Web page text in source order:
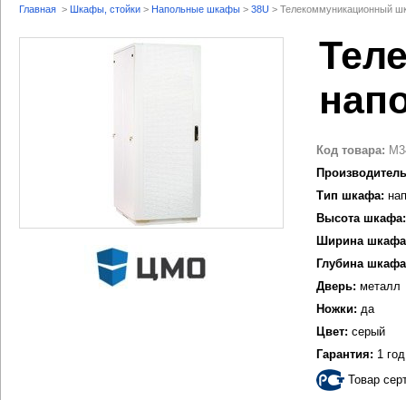
Главная > Шкафы, стойки > Напольные шкафы > 38U > Телекоммуникационный
Код товара:
Тип шкафа:
Высота шкафа:
Ширина
Глубина
Дверь: металл
Ножки: да
Цвет: серый
Гарантия: 1 год
Товар